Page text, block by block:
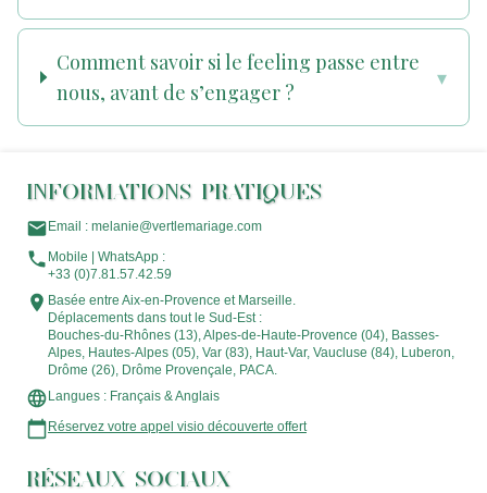
Comment savoir si le feeling passe entre
nous, avant de s’engager ?
▾
INFORMATIONS PRATIQUES
Email : melanie@vertlemariage.com
Mobile | WhatsApp :
+33 (0)7.81.57.42.59
Basée entre Aix-en-Provence et Marseille.
Déplacements dans tout le Sud-Est :
Bouches-du-Rhônes (13), Alpes-de-Haute-Provence (04), Basses-
Alpes, Hautes-Alpes (05), Var (83), Haut-Var, Vaucluse (84), Luberon,
Drôme (26), Drôme Provençale, PACA.
Langues : Français & Anglais
Réservez votre appel visio découverte offert
RÉSEAUX SOCIAUX